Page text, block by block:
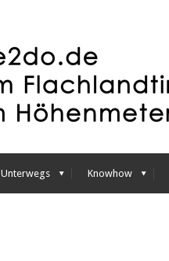
Unterwegs Knowhow